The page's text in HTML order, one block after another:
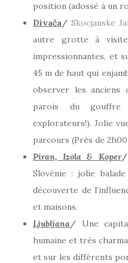
position (adossé à un
Divača / Skocjanske
autre grotte à
impressionnantes, et
45 m de haut qui
observer les anciens
parois du gouffre
explorateurs!). Jolie
parcours (Près de
Piran, Izola & Koper/
Slovénie : jolie
découverte de
et maisons.
Ljubljana/ Une
humaine et très
et sur les différents